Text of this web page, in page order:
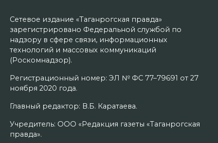
Сетевое издание «Таганрогская правда»
зарегистрировано Федеральной службой по
надзору в сфере связи, информационных
технологий и массовых коммуникаций
(Роскомнадзор).
Регистрационный номер: ЭЛ № ФС 77–79691 от 27
ноября 2020 года.
Главный редактор: В.Б. Каратаева.
Учредитель: ООО «Редакция газеты «Таганрогская
правда».